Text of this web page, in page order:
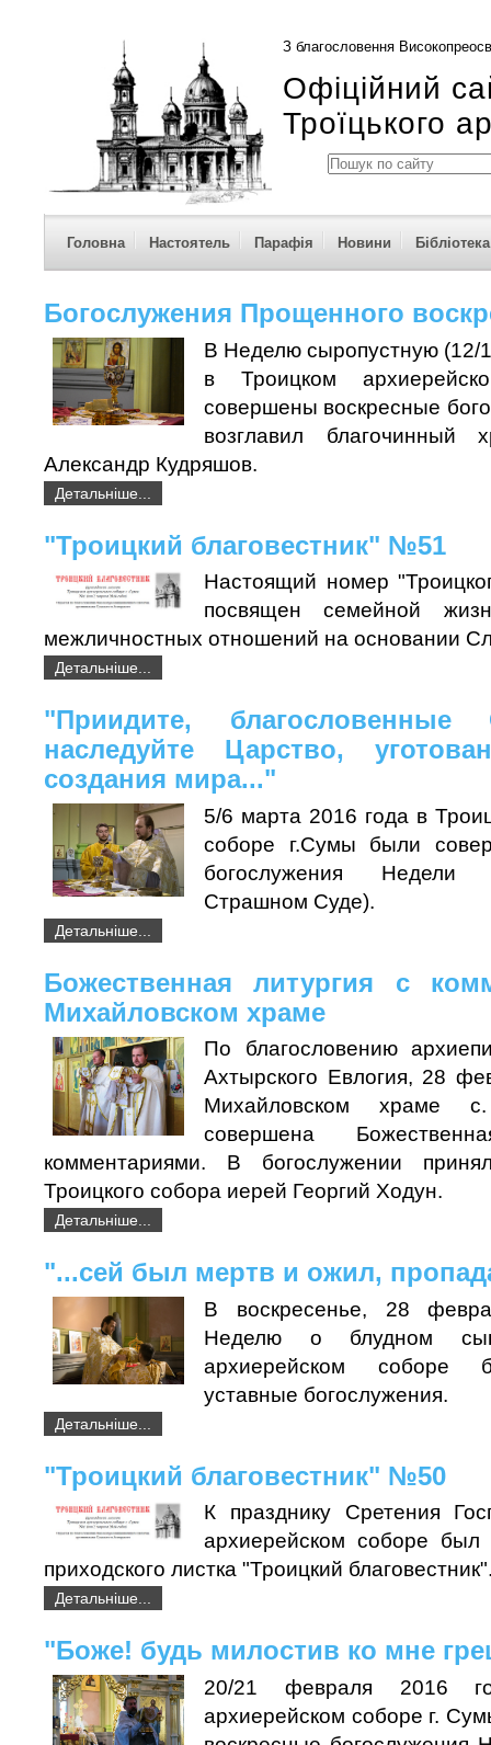
З благословення
Офіційний
Троїцького
Головна Настоятель Парафія Новини Бібліотека
Богослужения Прощенного
В Неделю сыропустную (12/
в Троицком
совершены воскресные
возглавил благочинный
Александр Кудряшов.
Детальніше...
"Троицкий благовестник" №51
Настоящий номер
посвящен семейной
межличностных отношений на основании
Детальніше...
"Приидите,
наследуйте Царство,
создания мира..."
5/6 марта 2016 года в
соборе г.Сумы были
богослужения Недели
Страшном Суде).
Детальніше...
Божественная литургия с
Михайловском храме
По благословению
Ахтырского Евлогия, 28
Михайловском храме
совершена
комментариями. В богослужении
Троицкого собора иерей Георгий Ходун.
Детальніше...
"...сей был мертв и ожил,
В воскресенье, 28
Неделю о блудном
архиерейском соборе
уставные богослужения.
Детальніше...
"Троицкий благовестник" №50
К празднику Сретения
архиерейском соборе
приходского листка "Троицкий
Детальніше...
"Боже! будь милостив ко мне
20/21 февраля 2016
архиерейском соборе г.